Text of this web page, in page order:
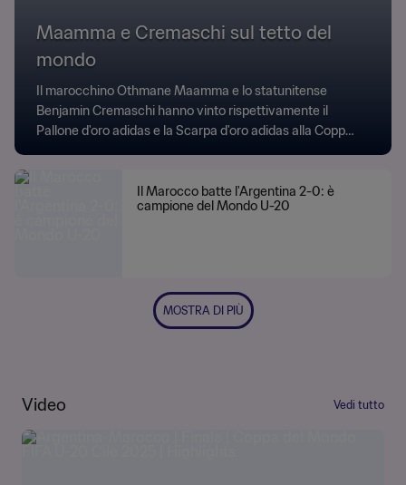
Maamma e Cremaschi sul tetto del
mondo
Il marocchino Othmane Maamma e lo statunitense
Benjamin Cremaschi hanno vinto rispettivamente il
Pallone d'oro adidas e la Scarpa d'oro adidas alla Coppa
Il Marocco batte l'Argentina 2-0: è
campione del Mondo U-20
MOSTRA DI PIÙ
Video Vedi tutto